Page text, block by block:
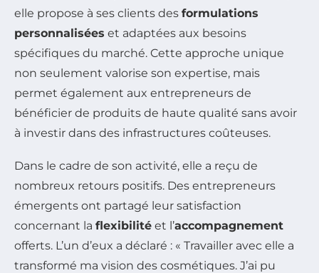
elle propose à ses clients des formulations
personnalisées et adaptées aux besoins
spécifiques du marché. Cette approche unique
non seulement valorise son expertise, mais
permet également aux entrepreneurs de
bénéficier de produits de haute qualité sans avoir
à investir dans des infrastructures coûteuses.
Dans le cadre de son activité, elle a reçu de
nombreux retours positifs. Des entrepreneurs
émergents ont partagé leur satisfaction
concernant la flexibilité et l’accompagnement
offerts. L’un d’eux a déclaré : « Travailler avec elle a
transformé ma vision des cosmétiques. J’ai pu